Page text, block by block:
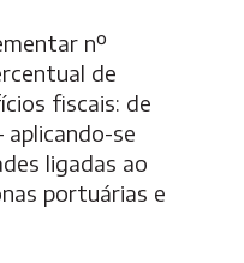
nº
de
fiscais: de
se
ligadas ao
portuárias e